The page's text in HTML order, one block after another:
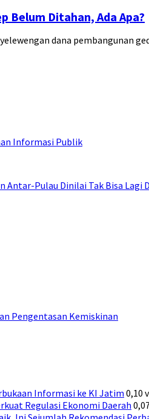
Belum Ditahan, Ada Apa?
dana pembangunan
Informasi Publik
Antar-Pulau Dinilai Tak Bisa Lagi
Pengentasan Kemiskinan
Informasi ke KI Jatim 0,10
Regulasi Ekonomi Daerah